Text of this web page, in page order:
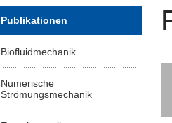
Publikationen
Biofluidmechanik
Numerische
Strömungsmechanik